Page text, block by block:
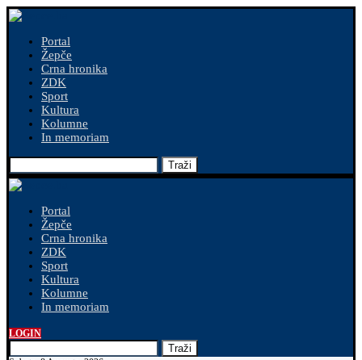
Portal
Žepče
Crna hronika
ZDK
Sport
Kultura
Kolumne
In memoriam
Traži
Portal
Žepče
Crna hronika
ZDK
Sport
Kultura
Kolumne
In memoriam
LOGIN
Traži